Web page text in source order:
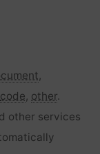
,
code, other.
other services